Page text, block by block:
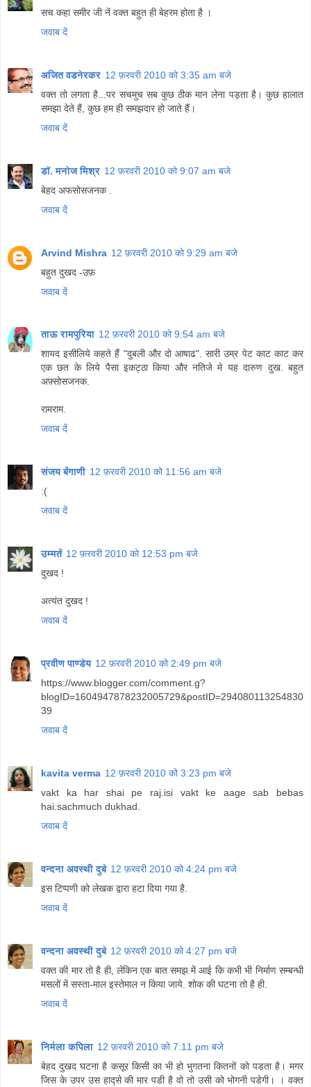
सच कहा समीर जी नें वक्त बहुत ही बेहरम होता है ।
जवाब दें
अजित वडनेरकर 12 फ़रवरी 2010 को 3:35 am बजे
वक्त तो लगता है...पर सचमुच सब कुछ ठीक मान लेना पड़ता है। कुछ हालात
समझा देते हैं, कुछ हम ही समझदार हो जाते हैं।
जवाब दें
डॉ. मनोज मिश्र 12 फ़रवरी 2010 को 9:07 am बजे
बेहद अफसोसजनक .
जवाब दें
Arvind Mishra 12 फ़रवरी 2010 को 9:29 am बजे
बहुत दुखद -उफ़
जवाब दें
ताऊ रामपुरिया 12 फ़रवरी 2010 को 9:54 am बजे
शायद इसीलिये कहते हैं "दुबली और दो आषाढ". सारी उम्र पेट काट काट कर
एक छत के लिये पैसा इकट्ठा किया और नतिजे मे यह दारुण दुख. बहुत
अफ़्सोसजनक.
रामराम.
जवाब दें
संजय बेंगाणी 12 फ़रवरी 2010 को 11:56 am बजे
:(
जवाब दें
उम्मतें 12 फ़रवरी 2010 को 12:53 pm बजे
दुखद !
अत्यंत दुखद !
जवाब दें
प्रवीण पाण्डेय 12 फ़रवरी 2010 को 2:49 pm बजे
https://www.blogger.com/comment.g?
blogID=1604947878232005729&postID=294080113254830
39
जवाब दें
kavita verma 12 फ़रवरी 2010 को 3:23 pm बजे
vakt ka har shai pe raj.isi vakt ke aage sab bebas
hai.sachmuch dukhad.
जवाब दें
वन्दना अवस्थी दुबे 12 फ़रवरी 2010 को 4:24 pm बजे
इस टिप्पणी को लेखक द्वारा हटा दिया गया है.
जवाब दें
वन्दना अवस्थी दुबे 12 फ़रवरी 2010 को 4:27 pm बजे
वक्त की मार तो है ही, लेकिन एक बात समझ में आई कि कभी भी निर्माण सम्बन्धी
मसलों में सस्ता-माल इस्तेमाल न किया जाये. शोक की घटना तो है ही.
जवाब दें
निर्मला कपिला 12 फ़रवरी 2010 को 7:11 pm बजे
बेहद दुखद घटना है कसूर किसी का भी हो भुगतना कितनों को पडता है। मगर
जिस के उपर उस हाद्से की मार पडी है वो तो उसी को भोगनी पडेगी। । वक्त